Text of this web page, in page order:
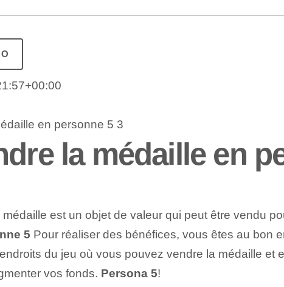
la médaille en
médaille est un objet de valeur qui peut être vendu
5 Pour réaliser des bénéfices, vous êtes au bon
du jeu où vous pouvez vendre la médaille
vos fonds. Persona 5!